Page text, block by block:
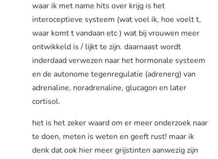
waar ik met name hits over krijg is het
interoceptieve systeem (wat voel ik, hoe voelt t,
waar komt t vandaan etc ) wat bij vrouwen meer
ontwikkeld is / lijkt te zijn. daarnaast wordt
inderdaad verwezen naar het hormonale systeem
en de autonome tegenregulatie (adrenerg) van
adrenaline, noradrenaline, glucagon en later
cortisol.
het is het zeker waard om er meer onderzoek naar
te doen, meten is weten en geeft rust! maar ik
denk dat ook hier meer grijstinten aanwezig zijn